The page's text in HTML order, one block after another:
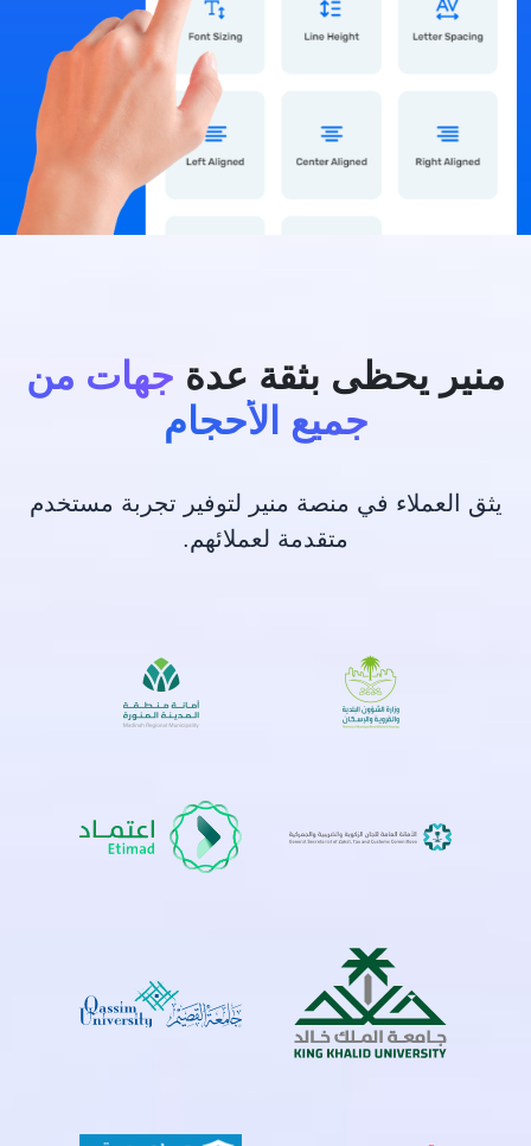
منير يحظى بثقة عدة جهات من
جميع الأحجام
يثق العملاء في منصة منير لتوفير تجربة مستخدم
متقدمة لعملائهم.